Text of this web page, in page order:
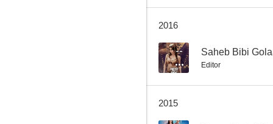
--
2016
-- Saheb Bibi
Editor
2015